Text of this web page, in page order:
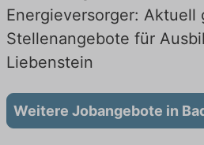
Energieversorger: Aktuell
Stellenangebote für
Liebenstein
Weitere Jobangebote in